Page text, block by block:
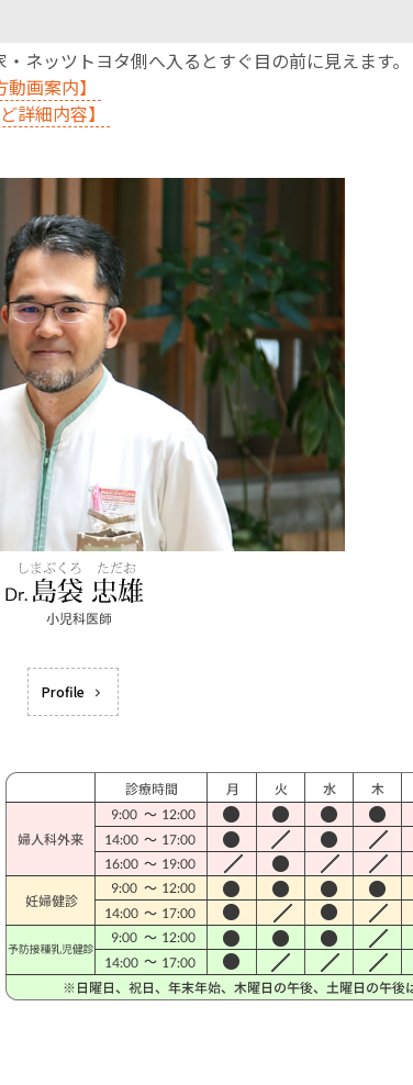
ネッツトヨタ側へ入るとすぐ目の前に見えます。
画案内】
詳細内容】
Profile